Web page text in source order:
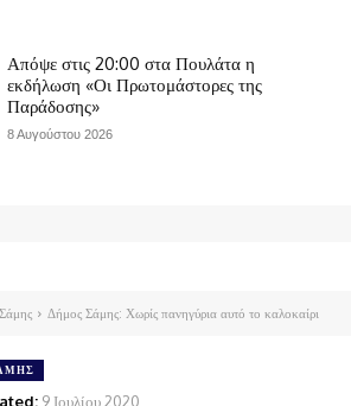
Απόψε στις 20:00 στα Πουλάτα η
εκδήλωση «Οι Πρωτομάστορες της
Παράδοσης»
8 Αυγούστου 2026